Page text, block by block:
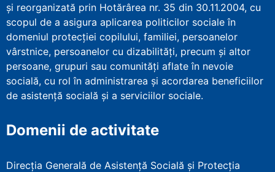
şi reorganizată prin Hotărârea nr. 35 din 30.11.2004, cu
scopul de a asigura aplicarea politicilor sociale în
domeniul protecţiei copilului, familiei, persoanelor
vârstnice, persoanelor cu dizabilităţi, precum şi altor
persoane, grupuri sau comunităţi aflate în nevoie
socială, cu rol în administrarea şi acordarea beneficiilor
de asistenţă socială şi a serviciilor sociale.
Domenii de activitate
Direcția Generală de Asistență Socială și Protecția